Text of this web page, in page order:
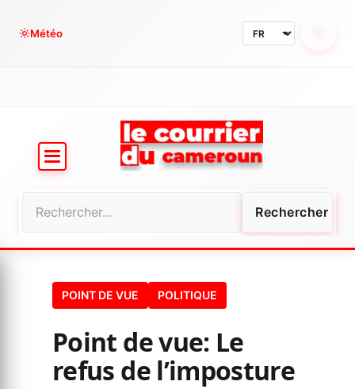
Météo
POINT DE VUE POLITIQUE
Point de vue: Le
refus de l’imposture